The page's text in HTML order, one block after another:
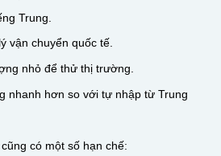
Trung.
vận chuyển quốc tế.
nhỏ để thử thị trường.
nhanh hơn so với tự nhập từ Trung
có một số hạn chế: